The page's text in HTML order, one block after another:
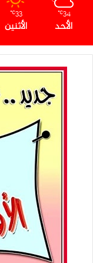
34
℃
الأحد
33
℃
الأثنين